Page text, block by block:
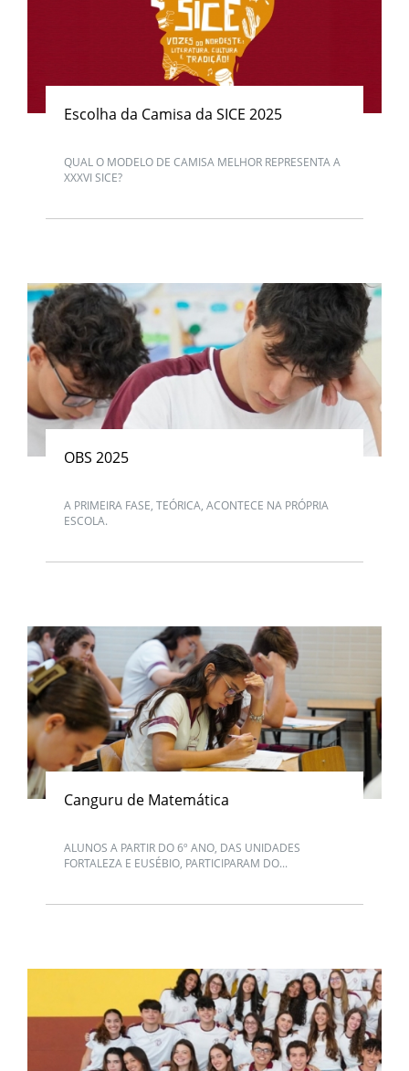
Escolha da Camisa da SICE 2025
QUAL O MODELO DE CAMISA MELHOR REPRESENTA A
XXXVI SICE?
OBS 2025
A PRIMEIRA FASE, TEÓRICA, ACONTECE NA PRÓPRIA
ESCOLA.
Canguru de Matemática
ALUNOS A PARTIR DO 6º ANO, DAS UNIDADES
FORTALEZA E EUSÉBIO, PARTICIPARAM DO...